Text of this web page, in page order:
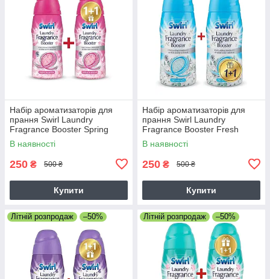
Набір ароматизаторів для
прання Swirl Laundry
Fragrance Booster Spring
Blossom 350г + 350г (1+1 у
подарунок)
В наявності
250 ₴ 500 ₴
Купити
Набір ароматизаторів для
прання Swirl Laundry
Fragrance Booster Fresh
Linen 350 г + 350 г (1+1 у
подарунок)
В наявності
250 ₴ 500 ₴
Купити
Літній розпродаж –50% Літній розпродаж –50%